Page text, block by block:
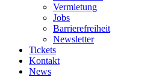
Vermietung
Jobs
Barrierefreiheit
Newsletter
Tickets
Kontakt
News